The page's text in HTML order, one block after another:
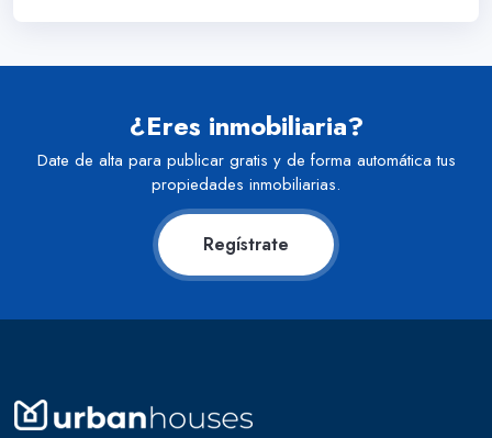
¿Eres inmobiliaria?
Date de alta para publicar gratis y de forma automática tus
propiedades inmobiliarias.
Regístrate